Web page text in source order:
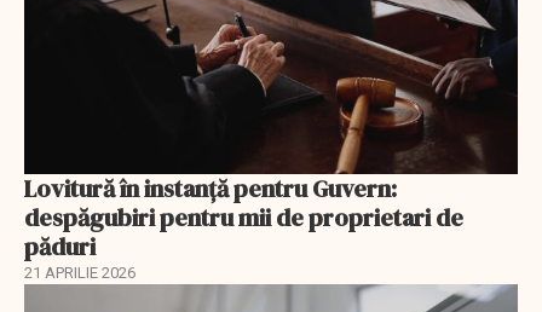
Lovitură în instanță pentru Guvern:
despăgubiri pentru mii de proprietari de
păduri
21 APRILIE 2026